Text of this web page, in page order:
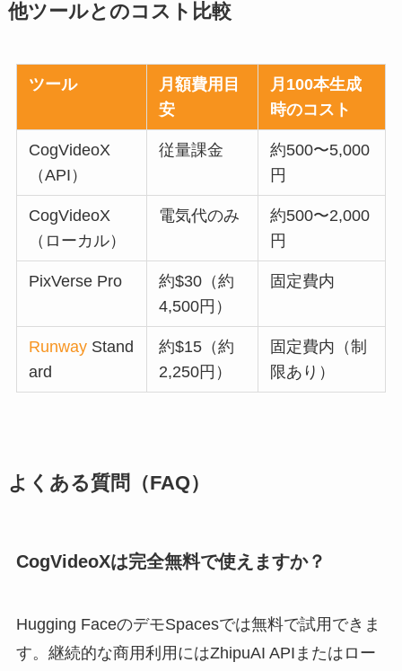
他ツールとのコスト比較
ツール
月額費用目
安
月100本生成
時のコスト
CogVideoX
（API）
従量課金
約500〜5,000
円
CogVideoX
（ローカル）
電気代のみ
約500〜2,000
円
PixVerse Pro
約$30（約
4,500円）
固定費内
Runway Stand
ard
約$15（約
2,250円）
固定費内（制
限あり）
よくある質問（FAQ）
CogVideoXは完全無料で使えますか？
Hugging FaceのデモSpacesでは無料で試用できま
す。継続的な商用利用にはZhipuAI APIまたはロー